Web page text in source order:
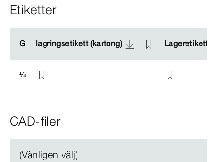
Etiketter
G lagringsetikett (kartong)
G lagringsetikett (kartong)
¼
CAD-filer
(Vänligen välj)